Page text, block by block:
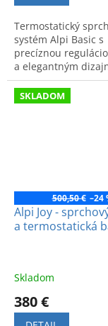
Termostatický
systém Alpi Basic s
precíznou
a elegantným
maximálny
11SP2151.
SKLADOM
500,50 € –24
Alpi Joy -
a termostatická
Skladom
380 €